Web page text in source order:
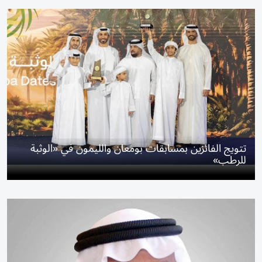
تتويج الفائزين بمسابقات بومعان والليمون في «الوثبة
للرطب»